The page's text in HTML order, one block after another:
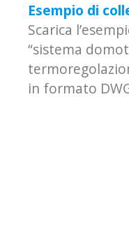
Esempio di
Scarica
“sistema
in formato